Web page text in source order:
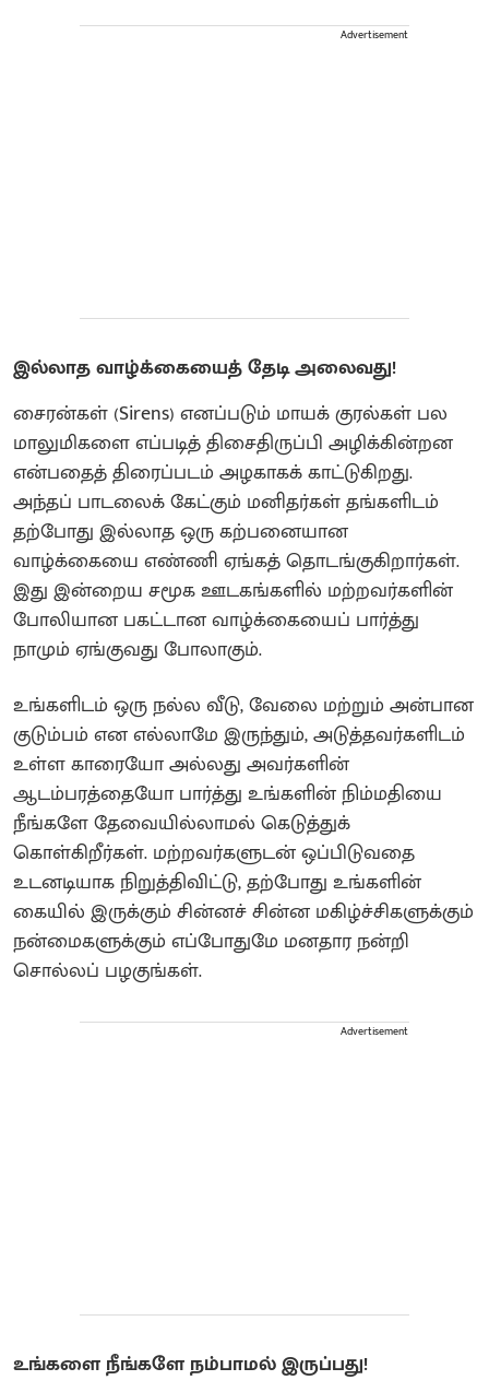
Advertisement
இல்லாத வாழ்க்கையைத் தேடி அலைவது!
சைரன்கள் (Sirens) எனப்படும் மாயக் குரல்கள் பல
மாலுமிகளை எப்படித் திசைதிருப்பி அழிக்கின்றன
என்பதைத் திரைப்படம் அழகாகக் காட்டுகிறது.
அந்தப் பாடலைக் கேட்கும் மனிதர்கள் தங்களிடம்
தற்போது இல்லாத ஒரு கற்பனையான
வாழ்க்கையை எண்ணி ஏங்கத் தொடங்குகிறார்கள்.
இது இன்றைய சமூக ஊடகங்களில் மற்றவர்களின்
போலியான பகட்டான வாழ்க்கையைப் பார்த்து
நாமும் ஏங்குவது போலாகும்.
உங்களிடம் ஒரு நல்ல வீடு, வேலை மற்றும் அன்பான
குடும்பம் என எல்லாமே இருந்தும், அடுத்தவர்களிடம்
உள்ள காரையோ அல்லது அவர்களின்
ஆடம்பரத்தையோ பார்த்து உங்களின் நிம்மதியை
நீங்களே தேவையில்லாமல் கெடுத்துக்
கொள்கிறீர்கள். மற்றவர்களுடன் ஒப்பிடுவதை
உடனடியாக நிறுத்திவிட்டு, தற்போது உங்களின்
கையில் இருக்கும் சின்னச் சின்ன மகிழ்ச்சிகளுக்கும்
நன்மைகளுக்கும் எப்போதுமே மனதார நன்றி
சொல்லப் பழகுங்கள்.
Advertisement
உங்களை நீங்களே நம்பாமல் இருப்பது!